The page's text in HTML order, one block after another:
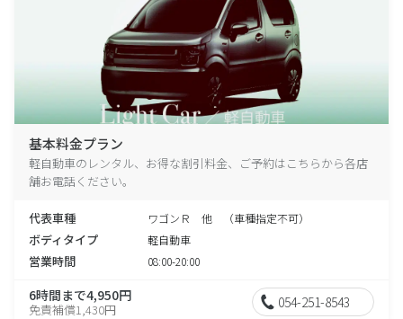
基本料金プラン
軽自動車のレンタル、お得な割引料金、ご予約はこちらから各店
舗お電話ください。
代表車種 ワゴンＲ 他 （車種指定不可）
ボディタイプ 軽自動車
営業時間 08:00-20:00
6時間まで4,950円
免責補償1,430円 054-251-8543